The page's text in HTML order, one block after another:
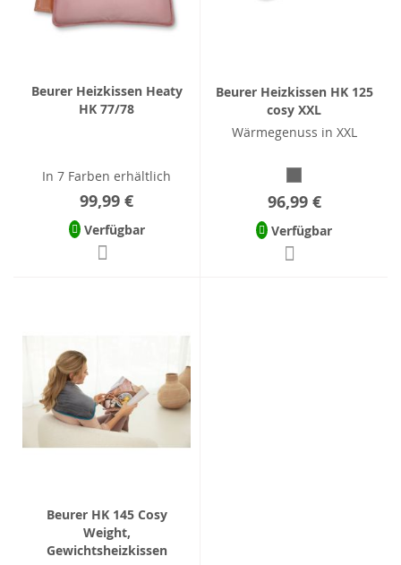
Beurer Heizkissen Heaty
HK 77/78
In 7 Farben erhältlich
99,99 €
Verfügbar
Beurer Heizkissen HK 125
cosy XXL
Wärmegenuss in XXL
96,99 €
Verfügbar
Beurer HK 145 Cosy
Weight,
Gewichtsheizkissen